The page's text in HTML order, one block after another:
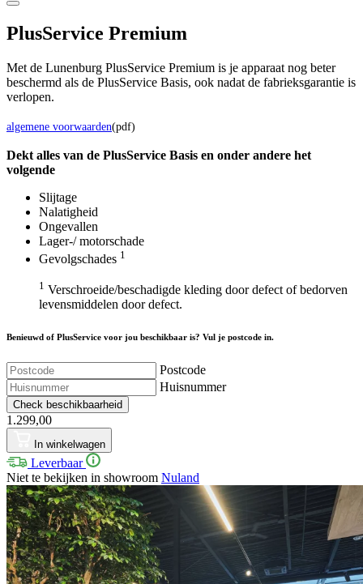
PlusService Premium
Met de Lunenburg PlusService Premium is je apparaat nog beter
beschermd als de PlusService Basis, ook nadat de fabrieksgarantie is
verlopen.
algemene voorwaarden(pdf)
Dekt alles van de PlusService Basis en onder andere het
volgende
Slijtage
Nalatigheid
Ongevallen
Lager-/ motorschade
Gevolgschades 1
1 Verschroeide/beschadigde kleding door defect of bedorven
levensmiddelen door defect.
Benieuwd of PlusService voor jou beschikbaar is? Vul je postcode in.
Postcode
Huisnummer
Check beschikbaarheid
1.299,00
In winkelwagen
Leverbaar
Niet te bekijken in showroom Nuland